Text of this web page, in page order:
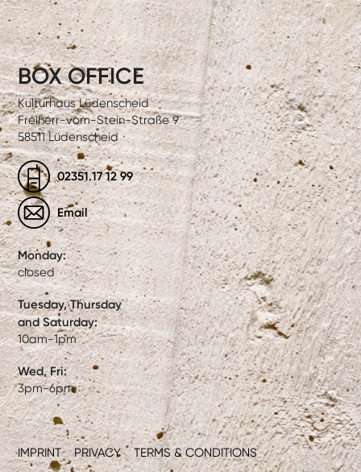
IMPRINT PRIVACY TERMS & CONDITIONS
BOX OFFICE
Kulturhaus Lüdenscheid
Freiherr-vom-Stein-Straße 9
58511 Lüdenscheid
02351.17 12 99
Email
Monday:
closed
Tuesday, Thursday
and Saturday:
10am-1pm
Wed, Fri:
3pm-6pm